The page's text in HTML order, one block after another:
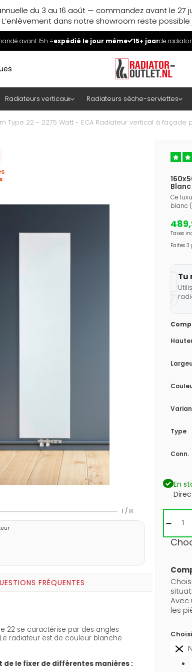
du 3 au 16 août — commandez avant le 27
L’enlèvement dans notre showroom reste possible
avant 15h =expédié le jour même 15+ jaarde radiator
Radiateurs verticaux Radiateurs sèche-serviettes
Type 22 - 2275 Watt - ECA Radiateur vertical à façade
1 / 8
FRÉQUENTES
22 se caractérise par des angles
radiateur est de couleur blanche
de le fixer de différentes manières :
Blanc
Ce
blanc
Taxes
Faites 3
Tu
Type
Conn.
En
Avec
les